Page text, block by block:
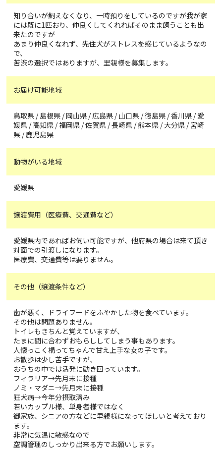
知り合いが飼えなくなり、一時預りをしているのですが我が家
には既に1匹おり、仲良くしてくれればそのまま飼うことも出
来たのですが
あまり仲良くなれず、先住犬がストレスを感じているようなの
で、
苦渋の選択ではありますが、里親様を募集します。
お届け可能地域
鳥取県 / 島根県 / 岡山県 / 広島県 / 山口県 / 徳島県 / 香川県 / 愛
媛県 / 高知県 / 福岡県 / 佐賀県 / 長崎県 / 熊本県 / 大分県 / 宮崎
県 / 鹿児島県
動物がいる地域
愛媛県
譲渡費用（医療費、交通費など）
愛媛県内であればお伺い可能ですが、他府県の場合は来て頂き
対面での引渡しになります。
医療費、交通費等は要りません。
その他（譲渡条件など）
歯が悪く、ドライフードをふやかした物を食べています。
その他は問題ありません。
トイレもきちんと覚えていますが、
たまに間に合わずおもらししてしまう事もあります。
人懐っこく構ってちゃんで甘え上手な女の子です。
お散歩は少し苦手ですが、
おうちの中では活発に動き回っています。
フィラリア→先月末に接種
ノミ・マダニ→先月末に接種
狂犬病→今年分摂取済み
若いカップル様、単身者様ではなく
御家族、シニアの方などに里親様になってほしいと考えており
ます。
非常に気温に敏感なので
空調管理のしっかり出来る方でお願いします。